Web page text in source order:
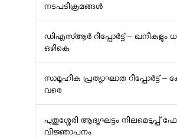
നടപടിക്രമങ്ങൾ
ഡിഎസ്ആർ റിപ്പോർട്ട് – ഖനികളും
ഒഴികെ
സാമൂഹിക പ്രത്യാഘാത റിപ്പോര്‍ട്ട് –
വരെ
പുതുശ്ശേരി ആദ്യഘട്ടം നിലമെടുപ്പ്
വിജ്ഞാപനം